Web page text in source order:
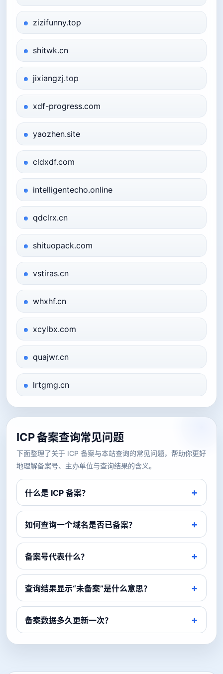
zizifunny.top
shitwk.cn
jixiangzj.top
xdf-progress.com
yaozhen.site
cldxdf.com
intelligentecho.online
qdclrx.cn
shituopack.com
vstiras.cn
whxhf.cn
xcylbx.com
quajwr.cn
lrtgmg.cn
ICP 备案查询常见问题
下面整理了关于 ICP 备案与本站查询的常见问题，帮助你更好
地理解备案号、主办单位与查询结果的含义。
什么是 ICP 备案？
如何查询一个域名是否已备案？
备案号代表什么？
查询结果显示“未备案”是什么意思？
备案数据多久更新一次？